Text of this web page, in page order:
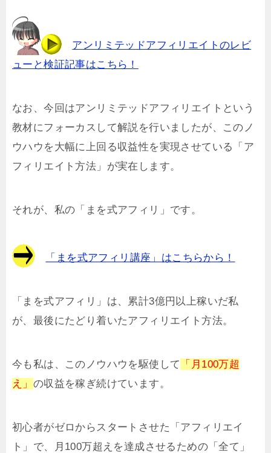
アンリミテッドアフィリエイトのレビ
ューと検証記事はこちら！
なお、今回はアンリミテッドアフィリエイトという
教材にフォーカスして解説を行いましたが、このノ
ウハウを大幅に上回る収益性を実現させている「ア
フィリエイト方法」が実在します。
それが、私の「まを式アフィリ」です。
「まを式アフィリ講座」はこちらから！
「まを式アフィリ」は、累計3億円以上稼いだ私
が、最後にたどり着いたアフィリエイト方法。
今も私は、このノウハウを駆使して
「月100万超
え」 の収益を稼ぎ続けています。
初心者がゼロからスタートさせた「アフィリエイ
ト」で、月100万超えを達成させるための「全て」